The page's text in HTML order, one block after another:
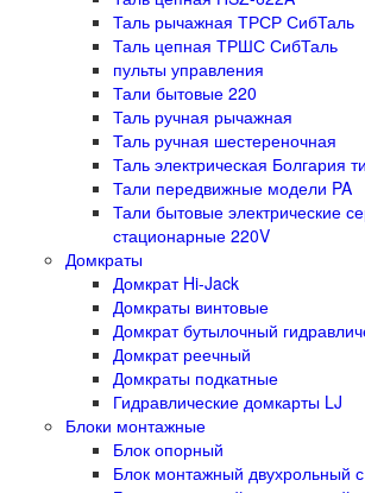
Таль рычажная ТРСР СибТаль
Таль цепная ТРШС СибТаль
пульты управления
Тали бытовые 220
Таль ручная рычажная
Таль ручная шестереночная
Таль электрическая Болгария
Тали передвижные модели PA
Тали бытовые электрические
стационарные 220V
Домкраты
Домкрат Hi-Jack
Домкраты винтовые
Домкрат бутылочный
Домкрат реечный
Домкраты подкатные
Гидравлические домкарты LJ
Блоки монтажные
Блок опорный
Блок монтажный двухрольный